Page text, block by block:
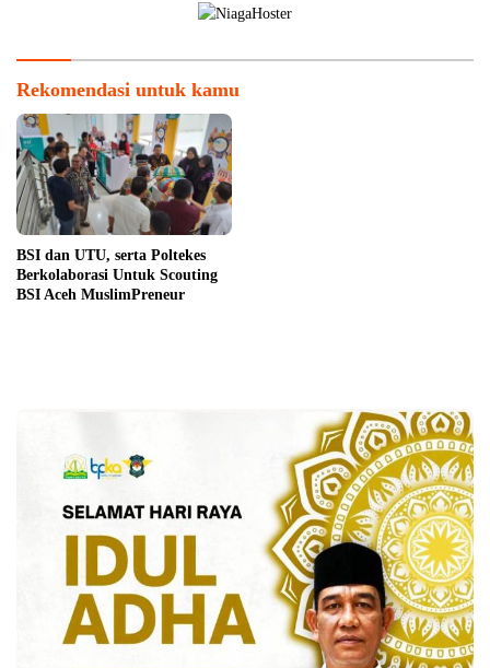
Rekomendasi untuk kamu
BSI dan UTU, serta Poltekes
Berkolaborasi Untuk Scouting
BSI Aceh MuslimPreneur